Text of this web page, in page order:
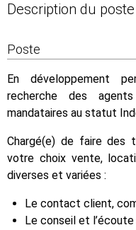
Description du poste
Poste
En développement
recherche des
mandataires au statut
Chargé(e) de faire des
votre choix vente,
diverses et variées :
Le contact client,
Le conseil et